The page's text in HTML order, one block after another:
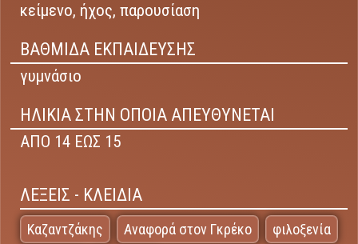
κείμενο, ήχος,παρουσίαση
ΒΑΘΜΙΔΑ ΕΚΠΑΙΔΕΥΣΗΣ
γυμνάσιο
ΗΛΙΚΙΑ ΣΤΗΝ ΟΠΟΙΑ ΑΠΕΥΘΥΝΕΤΑΙ
ΑΠΟ 14 ΕΩΣ 15
ΛΕΞΕΙΣ - ΚΛΕΙΔΙΑ
Καζαντζάκης Αναφορά στον Γκρέκο
φιλοξενία